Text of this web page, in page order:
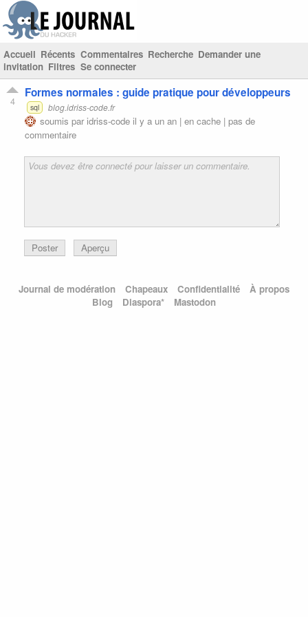
Accueil Récents Commentaires Recherche Demander une
invitation Filtres Se connecter
4
Formes normales : guide pratique pour développeurs
sql blog.idriss-code.fr
soumis paridriss-code il y a un an | en cache | pas de
commentaire
Poster Aperçu
Journal de modération Chapeaux Confidentialité
À propos
Blog
Diaspora* Mastodon